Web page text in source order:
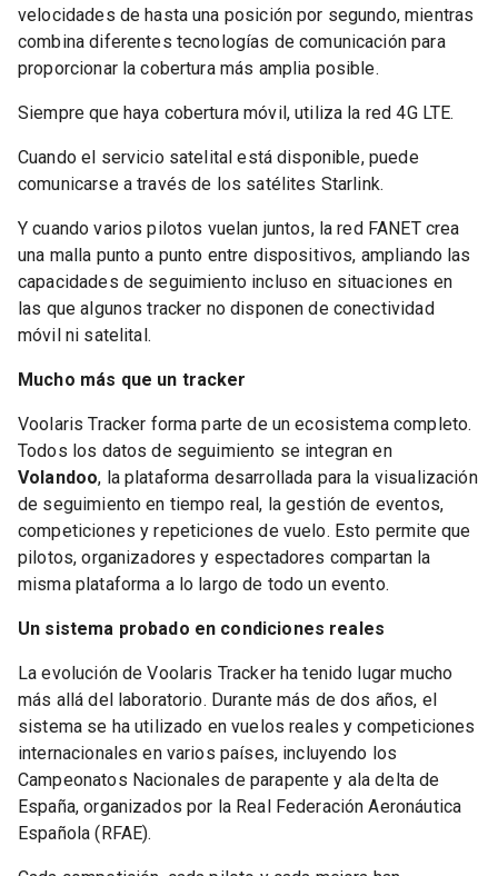
velocidades de hasta una posición por segundo, mientras
combina diferentes tecnologías de comunicación para
proporcionar la cobertura más amplia posible.
Siempre que haya cobertura móvil, utiliza la red 4G LTE.
Cuando el servicio satelital está disponible, puede
comunicarse a través de los satélites Starlink.
Y cuando varios pilotos vuelan juntos, la red FANET crea
una malla punto a punto entre dispositivos, ampliando las
capacidades de seguimiento incluso en situaciones en
las que algunos tracker no disponen de conectividad
móvil ni satelital.
Mucho más que un tracker
Voolaris Tracker forma parte de un ecosistema completo.
Todos los datos de seguimiento se integran en
Volandoo, la plataforma desarrollada para la visualización
de seguimiento en tiempo real, la gestión de eventos,
competiciones y repeticiones de vuelo. Esto permite que
pilotos, organizadores y espectadores compartan la
misma plataforma a lo largo de todo un evento.
Un sistema probado en condiciones reales
La evolución de Voolaris Tracker ha tenido lugar mucho
más allá del laboratorio. Durante más de dos años, el
sistema se ha utilizado en vuelos reales y competiciones
internacionales en varios países, incluyendo los
Campeonatos Nacionales de parapente y ala delta de
España, organizados por la Real Federación Aeronáutica
Española (RFAE).